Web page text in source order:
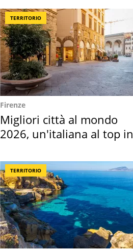
TERRITORIO
Firenze
Migliori città al mondo
2026, un'italiana al top in
TERRITORIO